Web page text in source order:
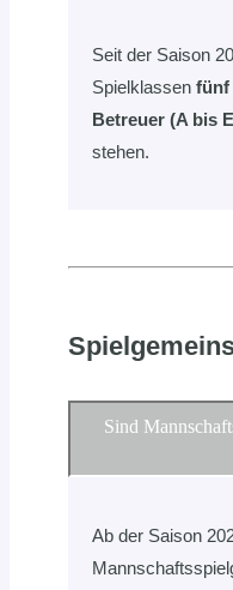
Seit der Saison
Spielklassen fünf
Betreuer (A bis
stehen.
Sind
Ab der Saison